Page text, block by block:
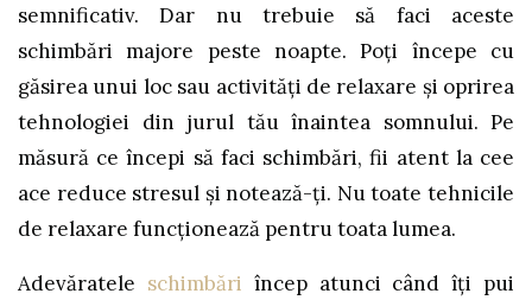
semnificativ. Dar nu trebuie să faci aceste
schimbări majore peste noapte. Poţi începe cu
găsirea unui loc sau activităţi de relaxare şi oprirea
tehnologiei din jurul tău înaintea somnului. Pe
măsură ce începi să faci schimbări, fii atent la cee
ace reduce stresul şi notează-ţi. Nu toate tehnicile
de relaxare funcţionează pentru toata lumea.
Adevăratele schimbări încep atunci când îţi pui